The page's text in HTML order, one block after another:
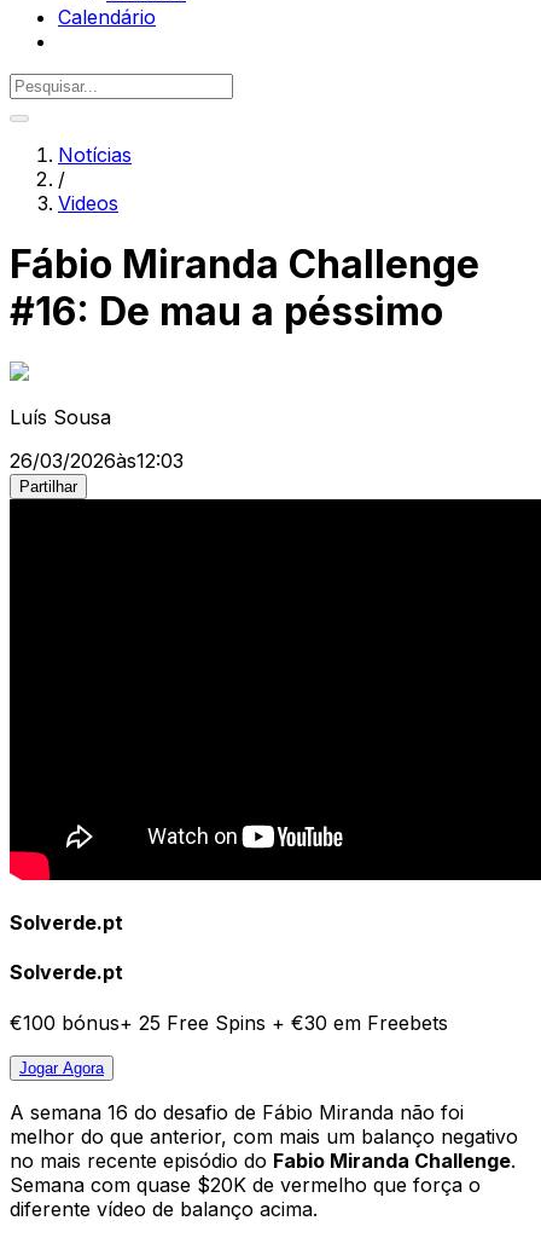
Calendário
Notícias
/
Videos
Fábio Miranda Challenge
#16: De mau a péssimo
Luís Sousa
26/03/2026às12:03
Partilhar
Solverde.pt
Solverde.pt
€100 bónus+ 25 Free Spins + €30 em Freebets
Jogar Agora
A semana 16 do desafio de Fábio Miranda não foi
melhor do que anterior, com mais um balanço negativo
no mais recente episódio do Fabio Miranda Challenge.
Semana com quase $20K de vermelho que força o
diferente vídeo de balanço acima.